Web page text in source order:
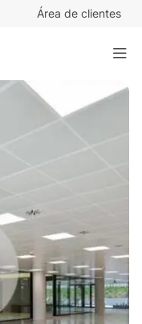
Área de clientes
de Oca.